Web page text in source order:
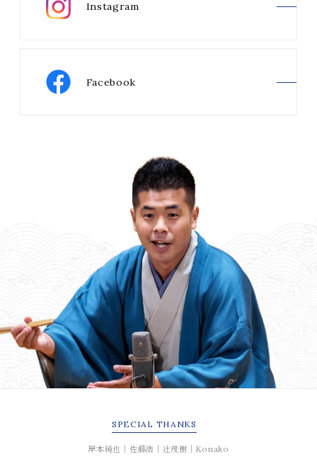
Instagram
Facebook
SPECIAL THANKS
岸本純也｜佐藤浩｜辻茂樹｜Konako